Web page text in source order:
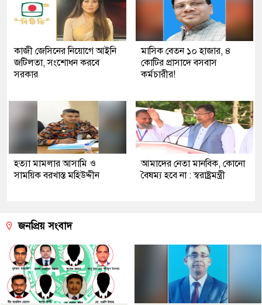
কাজী জেসিনের নিয়োগে আইনি
জটিলতা, সংশোধন করবে
সরকার
মাসিক বেতন ১০ হাজার, ৪
কোটির প্রাসাদে বসবাস
কর্মচারীর!
হত্যা মামলার আসামি ও
সাময়িক বরখাস্ত মহিউদ্দীন
আমাদের নেতা মানবিক, কোনো
বৈষম্য হবে না : স্বরাষ্ট্রমন্ত্রী
জনপ্রিয় সংবাদ